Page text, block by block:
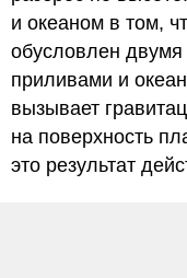
и океаном в том,
обусловлен
приливами и
вызывает
на поверхность
это результат